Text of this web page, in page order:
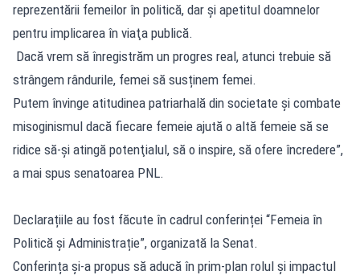
reprezentării femeilor în politică, dar şi apetitul doamnelor
pentru implicarea în viaţa publică.
Dacă vrem să înregistrăm un progres real, atunci trebuie să
strângem rândurile, femei să susținem femei.
Putem învinge atitudinea patriarhală din societate şi combate
misoginismul dacă fiecare femeie ajută o altă femeie să se
ridice să-şi atingă potenţialul, să o inspire, să ofere încredere”,
a mai spus senatoarea PNL.
Declarațiile au fost făcute în cadrul conferinței “Femeia în
Politică și Administrație”, organizată la Senat.
Conferința și-a propus să aducă în prim-plan rolul și impactul